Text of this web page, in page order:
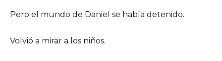
Pero el mundo de Daniel se había detenido.
Volvió a mirar a los niños.